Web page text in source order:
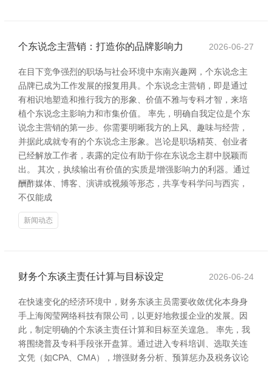
个东说念主营销：打造你的品牌影响力 2026-06-27
在目下竞争强烈的职场与社会环境中东南兴趣网，个东说念主
品牌已成为工作发展的报复用具。个东说念主营销，即是通过
有相识地塑造和推行我方的形象、价值不雅与专科才智，来培
植个东说念主影响力和市集价值。 率先，明确自我定位是个东
说念主营销的第一步。你需要明晰我方的上风、趣味与经营，
并据此成就专有的个东说念主形象。岂论是职场精英、创业者
已经解放工作者，表露的定位有助于你在东说念主群中脱颖而
出。 其次，执续输出有价值的实质是增强影响力的利器。通过
酬酢媒体、博客、演讲或视频等形态，共享专科学问与西宾，
不仅能成
新闻动态
财务个东谈主责任计算与目标设定 2026-06-24
在快速变化的经济环境中，财务东谈主员需要收敛优化本身身
手上海阅莹网络科技有限公司，以更好地救援企业的发展。因
此，制定明确的个东谈主责任计算和目标至关遑急。 率先，我
将围绕普及专科手段张开盘算。通过进入专科培训、选取关连
文凭（如CPA、CMA），增强财务分析、预算惩办及税务议论